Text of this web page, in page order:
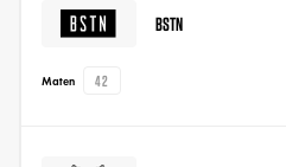
BSTN
Maten 42